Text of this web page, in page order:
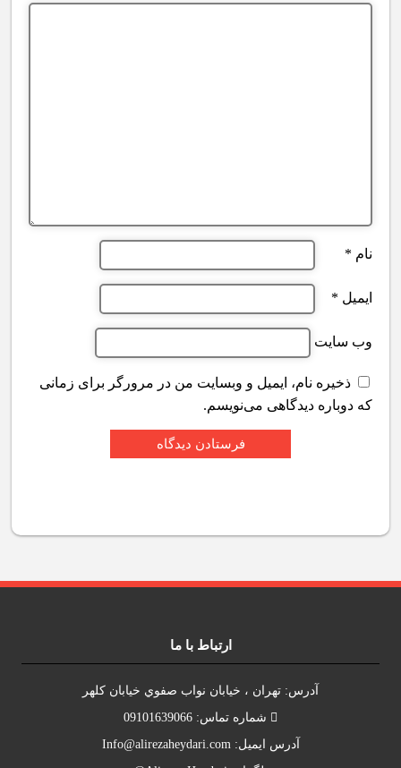
نام *
ایمیل *
وب‌ سایت
ذخیره نام، ایمیل و وبسایت من در مرورگر برای زمانی
که دوباره دیدگاهی می‌نویسم.
ارتباط با ما
آدرس: تهران ، خيابان نواب صفوي خيابان کلهر
شماره تماس: 09101639066
آدرس ايميل: Info@alirezaheydari.com